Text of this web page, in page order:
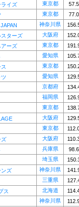
イズ 東京都 57.5
東京都 77.0
神奈川県
スターズ 大阪府
アーズ 東京都
愛知県
東京都
愛知県
京都府
福岡県
東京都
大阪府
東京都
ズ 大阪府
兵庫県 98.6
埼玉県
ンズ 神奈川県
三重県
ス 北海道
神奈川県